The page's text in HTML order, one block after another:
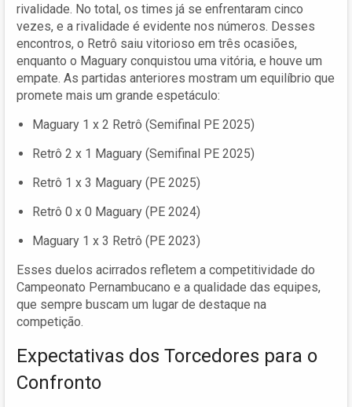
rivalidade. No total, os times já se enfrentaram cinco
vezes, e a rivalidade é evidente nos números. Desses
encontros, o Retrô saiu vitorioso em três ocasiões,
enquanto o Maguary conquistou uma vitória, e houve um
empate. As partidas anteriores mostram um equilíbrio que
promete mais um grande espetáculo:
Maguary 1 x 2 Retrô (Semifinal PE 2025)
Retrô 2 x 1 Maguary (Semifinal PE 2025)
Retrô 1 x 3 Maguary (PE 2025)
Retrô 0 x 0 Maguary (PE 2024)
Maguary 1 x 3 Retrô (PE 2023)
Esses duelos acirrados refletem a competitividade do
Campeonato Pernambucano e a qualidade das equipes,
que sempre buscam um lugar de destaque na
competição.
Expectativas dos Torcedores para o
Confronto